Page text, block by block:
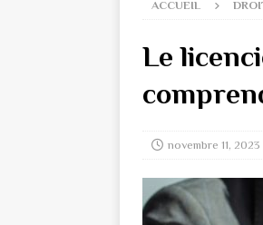
ACCUEIL
Le
novembre 11, 2023